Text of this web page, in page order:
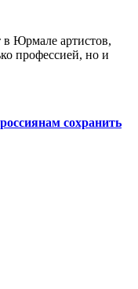
в Юрмале артистов,
профессией, но и
сохранить